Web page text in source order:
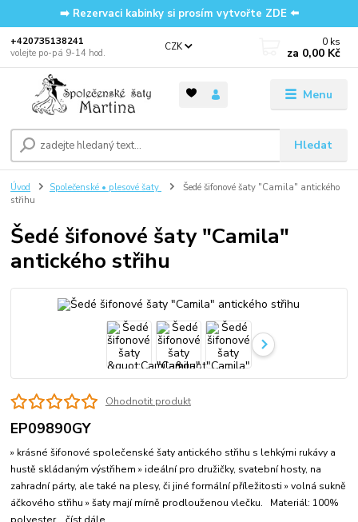
➡️ Rezervaci kabinky si prosím vytvořte ZDE ⬅️
Menu
CZK
Hledat
‭+420735138241
volejte po-pá 9-14 hod.
0 ks
za 0,00 Kč
Úvod Společenské • plesové šaty
Šedé šifonové šaty "Camila" antického
střihu
Šedé šifonové šaty "Camila"
antického střihu
Ohodnotit produkt
EP09890GY
» krásné šifonové společenské šaty antického střihu s lehkými rukávy a
hustě skládaným výstřihem » ideální pro družičky, svatební hosty, na
zahradní párty, ale také na plesy, či jiné formální příležitosti » volná sukně
áčkového střihu » šaty mají mírně prodlouženou vlečku. Materiál: 100%